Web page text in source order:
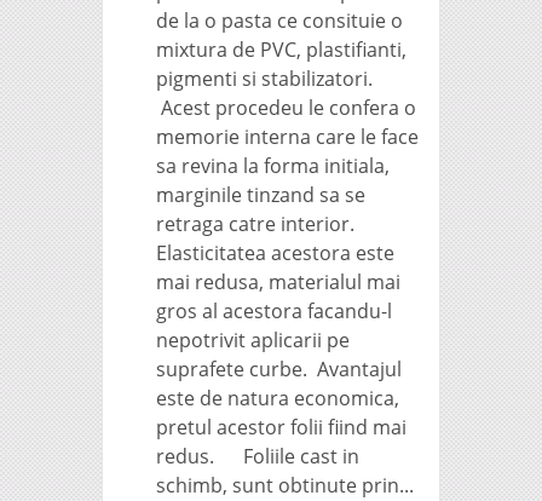
de la o pasta ce consituie o
mixtura de PVC, plastifianti,
pigmenti si stabilizatori.
Acest procedeu le confera o
memorie interna care le face
sa revina la forma initiala,
marginile tinzand sa se
retraga catre interior.
Elasticitatea acestora este
mai redusa, materialul mai
gros al acestora facandu-l
nepotrivit aplicarii pe
suprafete curbe. Avantajul
este de natura economica,
pretul acestor folii fiind mai
redus. Foliile cast in
schimb, sunt obtinute prin...